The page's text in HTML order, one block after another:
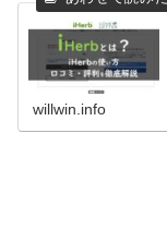
willwin.info